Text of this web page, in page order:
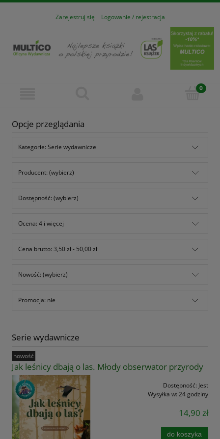
Zarejestruj się Logowanie / rejestracja
Opcje przeglądania
Kategorie: Serie wydawnicze
Producent: (wybierz)
Dostępność: (wybierz)
Ocena: 4 i więcej
Cena brutto: 3,50 zł - 50,00 zł
Nowość: (wybierz)
Promocja: nie
Serie wydawnicze
Jak leśnicy dbają o las. Młody obserwator przyrody
Dostępność: Jest
Wysyłka w: 24 godziny
14,90 zł
do koszyka
nowość